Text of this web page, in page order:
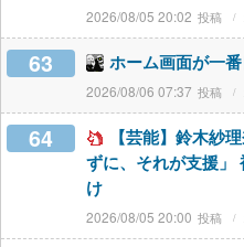
2026/08/05 20:02
63 ホーム画面が一
2026/08/06 07:37
64
【芸能】鈴木紗
ずに、それが支援」
け
2026/08/05 20:00